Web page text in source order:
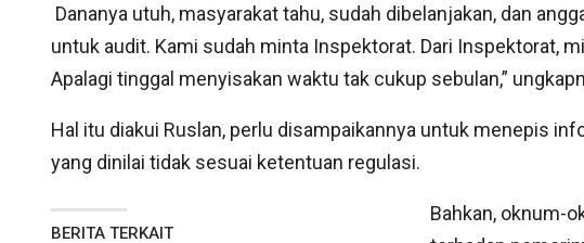
Dananya utuh, masyarakat tahu, sudah dibelanjakan, dan
untuk audit. Kami sudah minta Inspektorat. Dari Inspektorat,
Apalagi tinggal menyisakan waktu tak cukup sebulan,”
Hal itu diakui Ruslan, perlu disampaikannya untuk menepis
yang dinilai tidak sesuai ketentuan regulasi.
BERITA TERKAIT
Bahkan, oknum-